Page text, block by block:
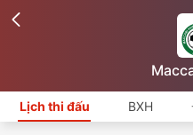
Lịch thi đấu BXH